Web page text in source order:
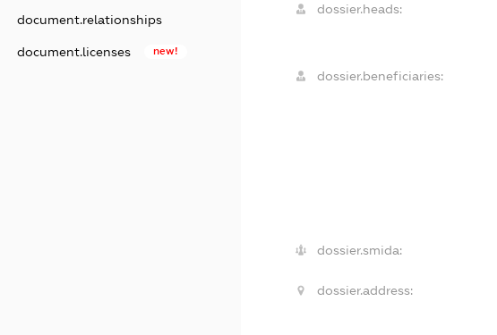
document.relationships
document.licenses new!
dossier.heads:
dossier.beneficiaries:
dossier.smida:
dossier.address: